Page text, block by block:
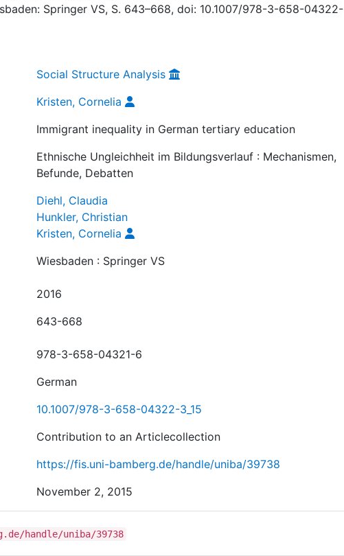
Springer VS, S. 643–668, doi: 10.1007/978-3-658-04322-
Social Structure Analysis
Kristen, Cornelia
Immigrant inequality in German tertiary education
Ethnische Ungleichheit im Bildungsverlauf : Mechanismen,
Befunde, Debatten
Diehl, Claudia
Hunkler, Christian
Kristen, Cornelia
Wiesbaden : Springer VS
2016
643-668
978-3-658-04321-6
German
10.1007/978-3-658-04322-3_15
Contribution to an Articlecollection
https://fis.uni-bamberg.de/handle/uniba/39738
November 2, 2015
handle/uniba/39738